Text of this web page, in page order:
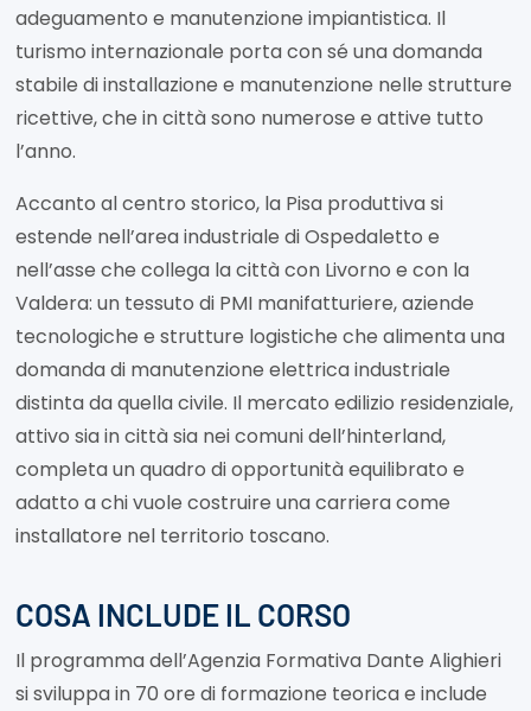
adeguamento e manutenzione impiantistica. Il
turismo internazionale porta con sé una domanda
stabile di installazione e manutenzione nelle strutture
ricettive, che in città sono numerose e attive tutto
l’anno.
Accanto al centro storico, la Pisa produttiva si
estende nell’area industriale di Ospedaletto e
nell’asse che collega la città con Livorno e con la
Valdera: un tessuto di PMI manifatturiere, aziende
tecnologiche e strutture logistiche che alimenta una
domanda di manutenzione elettrica industriale
distinta da quella civile. Il mercato edilizio residenziale,
attivo sia in città sia nei comuni dell’hinterland,
completa un quadro di opportunità equilibrato e
adatto a chi vuole costruire una carriera come
installatore nel territorio toscano.
COSA INCLUDE IL CORSO
Il programma dell’Agenzia Formativa Dante Alighieri
si sviluppa in 70 ore di formazione teorica e include